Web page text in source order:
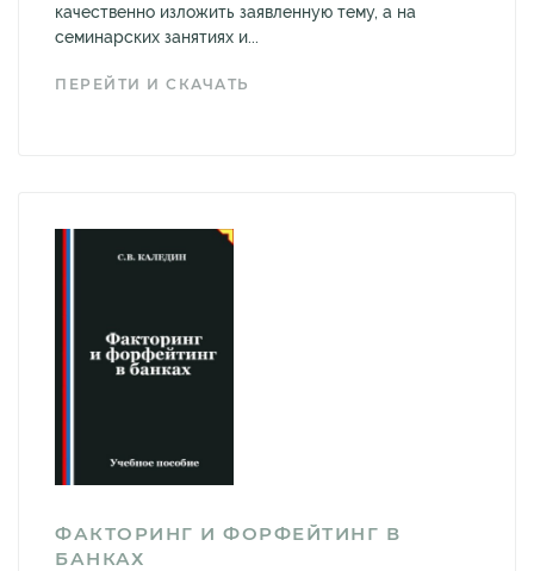
качественно изложить заявленную тему, а на
семинарских занятиях и...
ПЕРЕЙТИ И СКАЧАТЬ
ФАКТОРИНГ И ФОРФЕЙТИНГ В
БАНКАХ